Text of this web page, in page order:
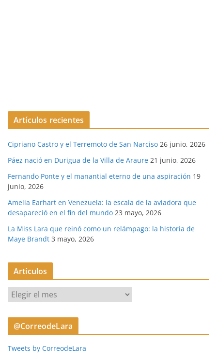
Artículos recientes
Cipriano Castro y el Terremoto de San Narciso 26 junio, 2026
Páez nació en Durigua de la Villa de Araure 21 junio, 2026
Fernando Ponte y el manantial eterno de una aspiración 19
junio, 2026
Amelia Earhart en Venezuela: la escala de la aviadora que
desapareció en el fin del mundo 23 mayo, 2026
La Miss Lara que reinó como un relámpago: la historia de
Maye Brandt 3 mayo, 2026
Artículos
r
t
u
@CorreodeLara
Tweets by CorreodeLara